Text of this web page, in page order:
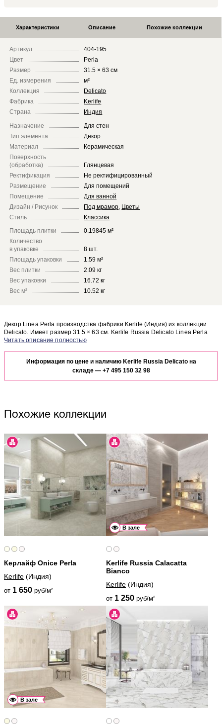
Характеристики Описание Похожие коллекции
Артикул
404-195
Цвет
Perla
Размер
31.5 × 63 см
Ед. измерения
м²
Коллекция
Delicato
Фабрика
Kerlife
Страна
Индия
Назначение
Для стен
Тип элемента
Декор
Материал
Керамическая
Поверхность
(обработка)
Глянцевая
Ректификация
Не ректифицированный
Размещение
Для помещений
Помещение
Для ванной
Дизайн / Рисунок
Под мрамор Цветы
Стиль
Классика
Площадь плитки
0.19845 м²
Количество
в упаковке
8 шт.
Площадь упаковки
1.59 м²
Вес плитки
2.09 кг
Вес упаковки
16.72 кг
Вес м²
10.52 кг
Декор Linea Perla производства фабрики Kerlife (Индия) из коллекции
Delicato. Имеет размер 31.5 × 63 см. Kerlife Russia Delicato Linea Perla
отлично сочетается с другими элементами коллекции Delicato.
Вашего помещения, закажите бесплатный дизайн-проект с
использованием элементов коллекции Kerlife Delicato.
Информация по цене и наличию Kerlife Russia Delicato на
складе — +7 495 150 32 98
Похожие коллекции
Керлайф Onice Perla
Kerlife (Индия)
от 1 650 руб/м²
В зале
Kerlife Russia Calacatta
Bianco
Kerlife (Индия)
от 1 250 руб/м²
В зале